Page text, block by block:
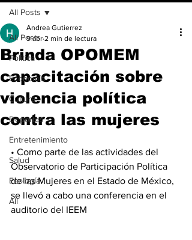
All Posts
Política
Economía
Cultura
Deportes
Entretenimiento
Salud
Ecología
All
All Posts
Brinda OPOMEM
capacitación sobre
violencia política
contra las mujeres
Andrea Gutierrez
9 abr 2 min de lectura
• Como parte de las actividades del
Observatorio de Participación Política
de las Mujeres en el Estado de México,
se llevó a cabo una conferencia en el
auditorio del IEEM